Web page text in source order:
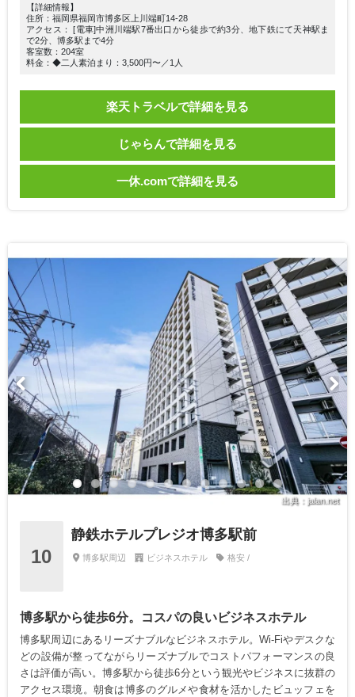
【詳細情報】
住所：福岡県福岡市博多区上川端町14-28
アクセス： [電車]中洲川端駅7番出口から徒歩で約3分、地下鉄にて天神駅ま
で2分、博多駅まで4分
客室数：204室
料金：◆二人素泊まり：3,500円〜／1人
楽天トラベルで詳細を見る
じゃらんで詳細を見る
一休.comで詳細を見る
出典：jalan.net
10
静鉄ホテルプレジオ博多駅前
博多駅周辺 ビジネスホテル 格安 /
博多駅から徒歩6分。コスパの良いビジネスホテル
博多駅周辺にあるリーズナブルなビジネスホテル。Wi-Fiやデスクな
どの設備が整ってながらリーズナブルでコストパフォーマンスの良
さは評価が高い。博多駅から徒歩6分という観光やビジネスに抜群の
アクセス環境。朝食は博多のグルメや食材を活かしたビュッフェを